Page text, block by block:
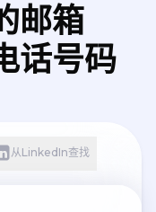
邮箱
话号码
从LinkedIn查找